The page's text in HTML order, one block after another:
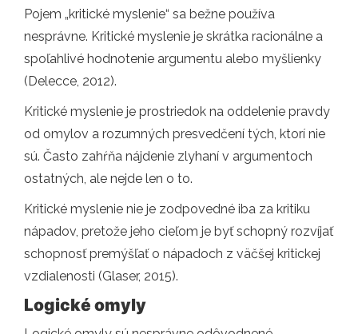
Pojem „kritické myslenie“ sa bežne používa
nesprávne. Kritické myslenie je skrátka racionálne a
spoľahlivé hodnotenie argumentu alebo myšlienky
(Delecce, 2012).
Kritické myslenie je prostriedok na oddelenie pravdy
od omylov a rozumných presvedčení tých, ktorí nie
sú. Často zahŕňa nájdenie zlyhaní v argumentoch
ostatných, ale nejde len o to.
Kritické myslenie nie je zodpovedné iba za kritiku
nápadov, pretože jeho cieľom je byť schopný rozvíjať
schopnosť premýšľať o nápadoch z väčšej kritickej
vzdialenosti (Glaser, 2015).
Logické omyly